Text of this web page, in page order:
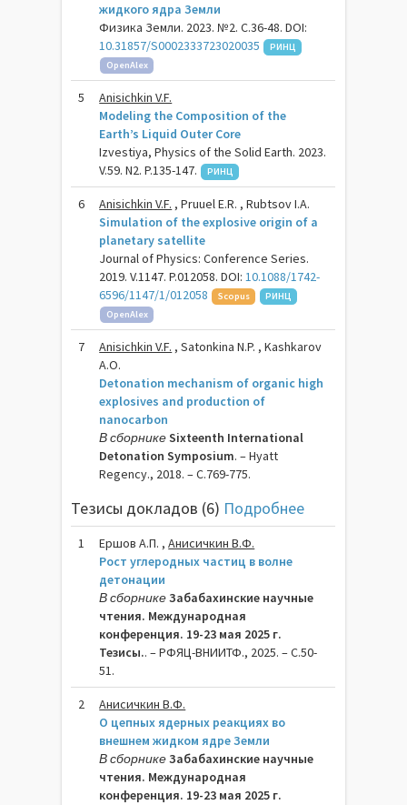
жидкого ядра Земли
Физика Земли. 2023. №2. С.36-48. DOI:
10.31857/S0002333723020035
РИНЦ
OpenAlex
5
Anisichkin V.F.
Modeling the Composition of the
Earth’s Liquid Outer Core
Izvestiya, Physics of the Solid Earth. 2023.
V.59. N2. P.135-147.
РИНЦ
6 Anisichkin V.F. , Pruuel E.R. , Rubtsov I.A.
Simulation of the explosive origin of a
planetary satellite
Journal of Physics: Conference Series.
2019. V.1147. P.012058. DOI:10.1088/1742-
6596/1147/1/012058
Scopus
РИНЦ
OpenAlex
7 Anisichkin V.F. , Satonkina N.P. , Kashkarov
A.O.
Detonation mechanism of organic high
explosives and production of
nanocarbon
В сборникеSixteenth International
Detonation Symposium. – Hyatt
Regency., 2018. – C.769-775.
Тезисы докладов (6) Подробнее
1 Ершов А.П. ,Анисичкин В.Ф.
Рост углеродных частиц в волне
детонации
В сборникеЗабабахинские научные
чтения. Международная
конференция. 19-23 мая 2025 г.
Тезисы.. – РФЯЦ-ВНИИТФ., 2025. – C.50-
51.
2
Анисичкин В.Ф.
О цепных ядерных реакциях во
внешнем жидком ядре Земли
В сборникеЗабабахинские научные
чтения. Международная
конференция. 19-23 мая 2025 г.